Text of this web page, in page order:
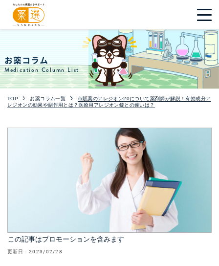
お薬コラム
Medication Column List
TOP お薬コラム一覧
市販薬のアレジオン20について薬剤師が解説！有効成分ア
レジオンの効果や副作用とは？医療用アレジオン錠との違いは？
この記事はプロモーションを含みます
更新日： 2023/02/28